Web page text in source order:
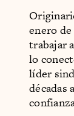
enero
trabajar
lo
líder
décadas